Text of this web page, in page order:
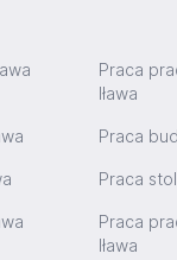
Praca
Iława
Praca
Praca
Praca
Iława